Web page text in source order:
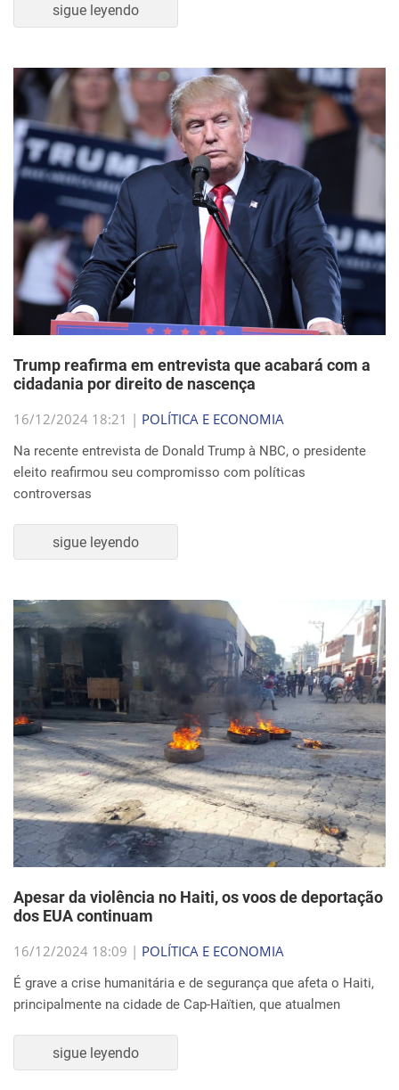
sigue leyendo
Trump reafirma em entrevista que acabará com a
cidadania por direito de nascença
16/12/2024 18:21 | POLÍTICA E ECONOMIA
Na recente entrevista de Donald Trump à NBC, o presidente
eleito reafirmou seu compromisso com políticas
controversas
sigue leyendo
Apesar da violência no Haiti, os voos de deportação
dos EUA continuam
16/12/2024 18:09 | POLÍTICA E ECONOMIA
É grave a crise humanitária e de segurança que afeta o Haiti,
principalmente na cidade de Cap-Haïtien, que atualmen
sigue leyendo